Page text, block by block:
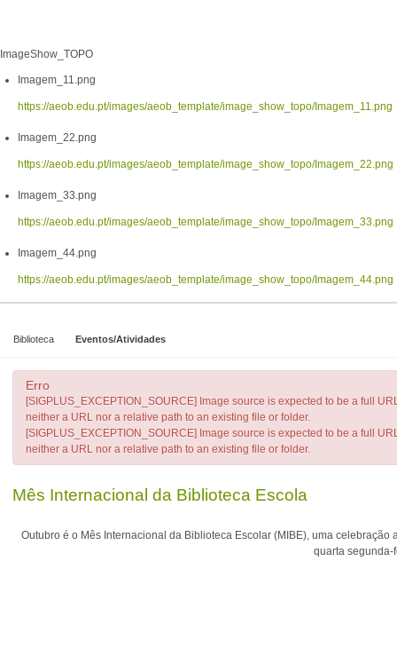
ImageShow_TOPO
Imagem_11.png
https://aeob.edu.pt/images/aeob_template/image_show_topo/Imagem_11.png
Imagem_22.png
https://aeob.edu.pt/images/aeob_template/image_show_topo/Imagem_22.png
Imagem_33.png
https://aeob.edu.pt/images/aeob_template/image_show_topo/Imagem_33.png
Imagem_44.png
https://aeob.edu.pt/images/aeob_template/image_show_topo/Imagem_44.png
Biblioteca Eventos/Atividades
Erro
[SIGPLUS_EXCEPTION_SOURCE] Image source is expected to be a full
neither a URL nor a relative path to an existing file or folder.
[SIGPLUS_EXCEPTION_SOURCE] Image source is expected to be a full
neither a URL nor a relative path to an existing file or folder.
Mês Internacional da Biblioteca Escola
Outubro é o Mês Internacional da Biblioteca Escolar (MIBE), uma
quarta segunda-